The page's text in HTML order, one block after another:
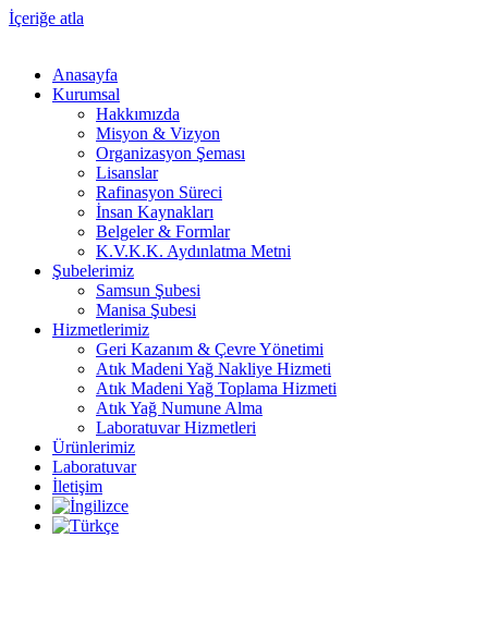
İçeriğe atla
Anasayfa
Kurumsal
Hakkımızda
Misyon & Vizyon
Organizasyon Şeması
Lisanslar
Rafinasyon Süreci
İnsan Kaynakları
Belgeler & Formlar
K.V.K.K. Aydınlatma Metni
Şubelerimiz
Samsun Şubesi
Manisa Şubesi
Hizmetlerimiz
Geri Kazanım & Çevre Yönetimi
Atık Madeni Yağ Nakliye Hizmeti
Atık Madeni Yağ Toplama Hizmeti
Atık Yağ Numune Alma
Laboratuvar Hizmetleri
Ürünlerimiz
Laboratuvar
İletişim